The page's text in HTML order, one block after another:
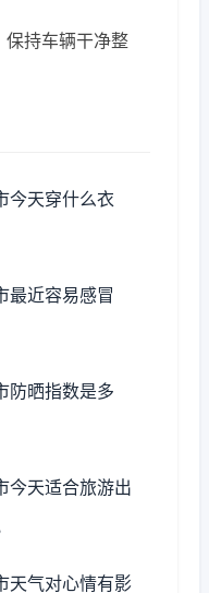
保持车辆干净整
今天穿什么衣
最近容易感冒
防晒指数是多
今天适合旅游出
天气对心情有影